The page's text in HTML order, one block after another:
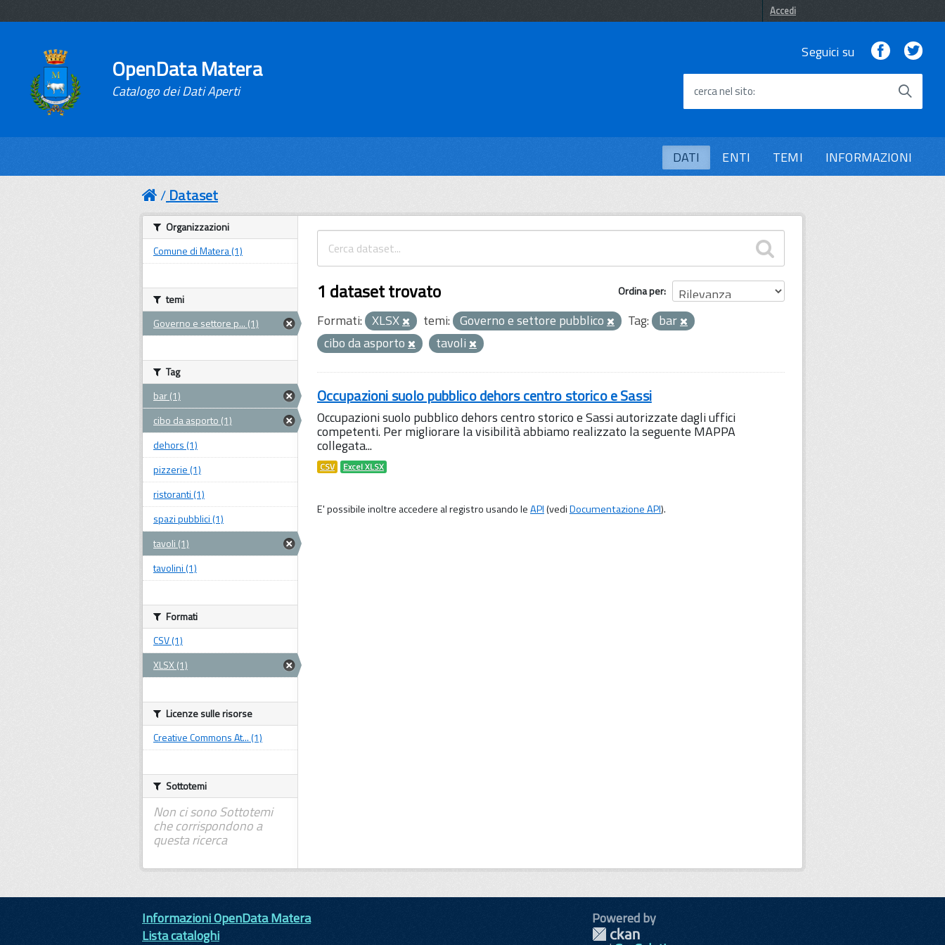
Accedi
OpenData Matera
Catalogo dei Dati Aperti
Seguici su Facebook
cerca nel sito
DATI ENTI TEMI INFORMAZIONI
Dataset
Ordina per
1 dataset trovato
Formati: XLSX temi: Governo e settore pubblico Tag: bar
cibo da asporto
tavoli
Occupazioni suolo pubblico dehors centro storico e Sassi
Occupazioni suolo pubblico dehors centro storico e Sassi autorizzate dagli uffici
competenti. Per migliorare la visibilità abbiamo realizzato la seguente MAPPA
collegata...
CSV Excel XLSX
E' possibile inoltre accedere al registro usando leAPI(vediDocumentazione API).
Organizzazioni
Comune di Matera (1)
temi
Governo e settore p... (1)
Tag
bar (1)
cibo da asporto (1)
dehors (1)
pizzerie (1)
ristoranti (1)
spazi pubblici (1)
tavoli (1)
tavolini (1)
Formati
CSV (1)
XLSX (1)
Licenze sulle risorse
Creative Commons At... (1)
Sottotemi
Non ci sono Sottotemi
che corrispondono a
questa ricerca
Informazioni OpenData Matera
Lista cataloghi
Powered by